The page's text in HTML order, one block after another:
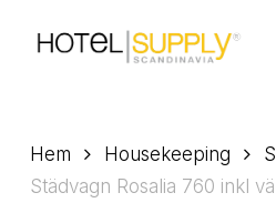
Hem Housekeeping
Städvagn Rosalia 760 inkl